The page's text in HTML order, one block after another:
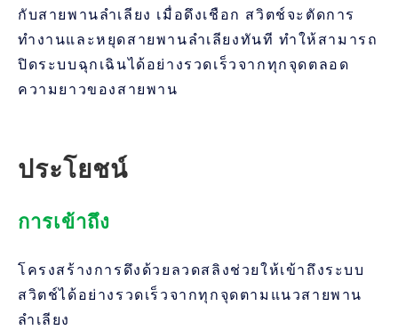
กับสายพานลำเลียง เมื่อดึงเชือก สวิตช์จะตัดการ
ทำงานและหยุดสายพานลำเลียงทันที ทำให้สามารถ
ปิดระบบฉุกเฉินได้อย่างรวดเร็วจากทุกจุดตลอด
ความยาวของสายพาน
ประโยชน์
การเข้าถึง
โครงสร้างการดึงด้วยลวดสลิงช่วยให้เข้าถึงระบบ
สวิตช์ได้อย่างรวดเร็วจากทุกจุดตามแนวสายพาน
ลำเลียง